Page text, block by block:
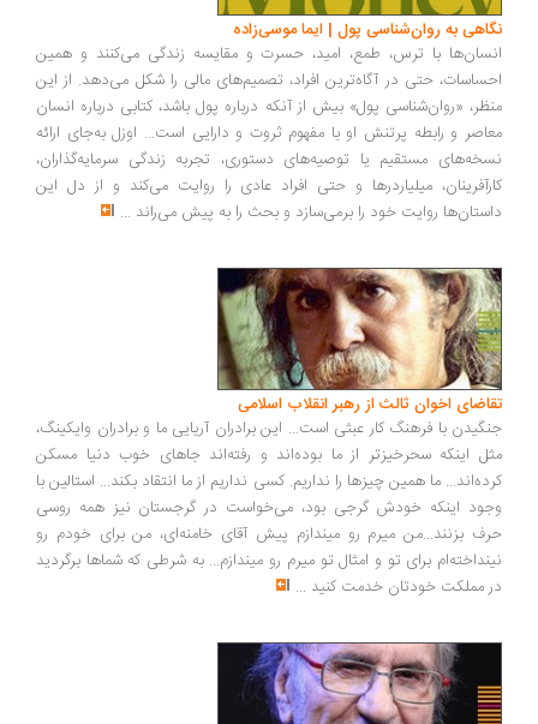
به روان‌شناسی پول | ایما موسی‌زاده
با ترس، طمع، امید، حسرت و مقایسه زندگی می‌کنند و همین
حتی در آگاه‌ترین افراد، تصمیم‌های مالی را شکل می‌دهد. از این
«روان‌شناسی پول» بیش از آنکه درباره پول باشد، کتابی درباره انسان
و رابطه پرتنش او با مفهوم ثروت و دارایی است... اوزل به‌جای ارائه
مستقیم یا توصیه‌های دستوری، تجربه زندگی سرمایه‌گذاران،
میلیاردرها و حتی افراد عادی را روایت می‌کند و از دل این
روایت خود را برمی‌سازد و بحث را به پیش می‌راند ...
اخوان ثالث از رهبر انقلاب اسلامی
با فرهنگ کار عبثی است... این برادران آریایی ما و برادران وایکینگ،
اینکه سحرخیزتر از ما بوده‌اند و رفته‌اند جاهای خوب دنیا مسکن
ما همین چیزها را نداریم. کسی نداریم از ما انتقاد بکند... استالین با
اینکه خودش گرجی بود، می‌خواست در گرجستان نیز همه روسی
بزنند...من میرم رو میندازم پیش آقای خامنه‌ای، من برای خودم رو
برای تو و امثال تو میرم رو میندازم... به شرطی که شماها برگردید
مملکت خودتان خدمت کنید...